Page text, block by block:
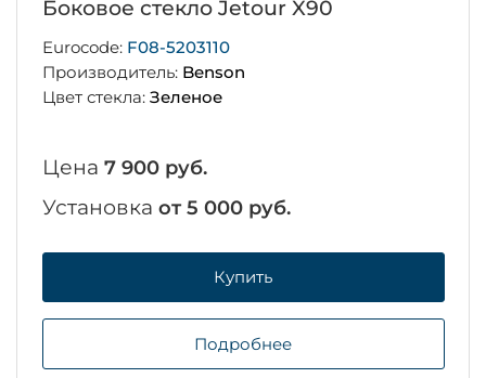
Боковое стекло Jetour X90
Eurocode: F08-5203110
Производитель: Benson
Цвет стекла: Зеленое
Цена 7 900 руб.
Установка от 5 000 руб.
Купить
Подробнее